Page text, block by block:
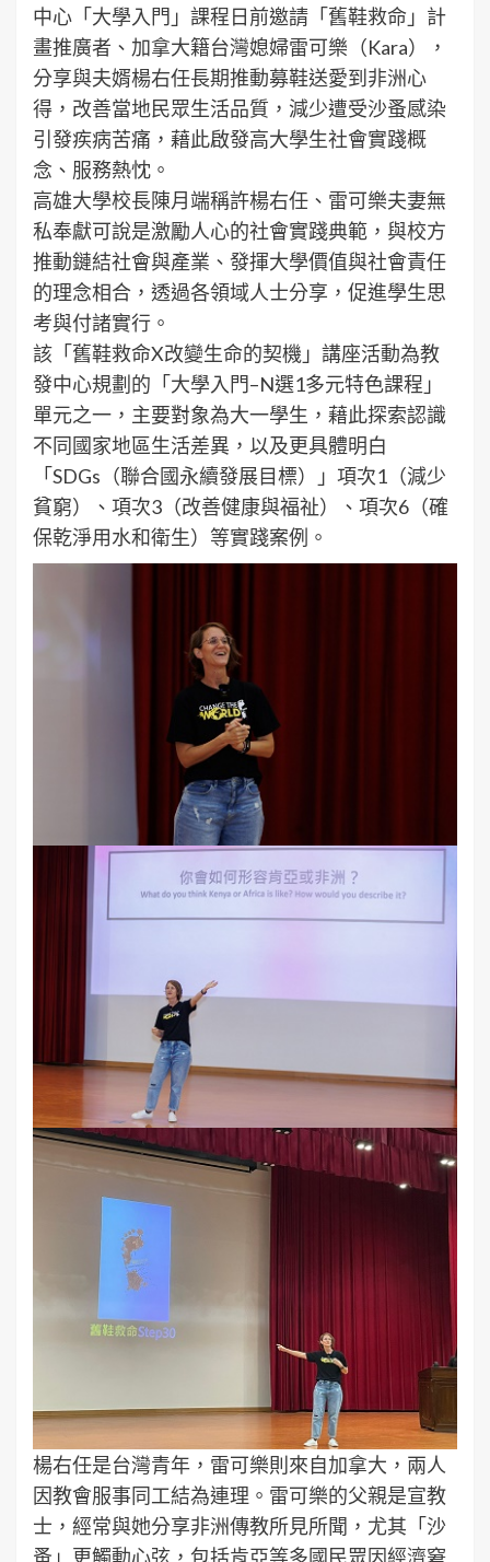
中心「大學入門」課程日前邀請「舊鞋救命」計
畫推廣者、加拿大籍台灣媳婦雷可樂（Kara），
分享與夫婿楊右任長期推動募鞋送愛到非洲心
得，改善當地民眾生活品質，減少遭受沙蚤感染
引發疾病苦痛，藉此啟發高大學生社會實踐概
念、服務熱忱。
高雄大學校長陳月端稱許楊右任、雷可樂夫妻無
私奉獻可說是激勵人心的社會實踐典範，與校方
推動鏈結社會與產業、發揮大學價值與社會責任
的理念相合，透過各領域人士分享，促進學生思
考與付諸實行。
該「舊鞋救命X改變生命的契機」講座活動為教
發中心規劃的「大學入門–N選1多元特色課程」
單元之一，主要對象為大一學生，藉此探索認識
不同國家地區生活差異，以及更具體明白
「SDGs（聯合國永續發展目標）」項次1（減少
貧窮）、項次3（改善健康與福祉）、項次6（確
保乾淨用水和衛生）等實踐案例。
楊右任是台灣青年，雷可樂則來自加拿大，兩人
因教會服事同工結為連理。雷可樂的父親是宣教
士，經常與她分享非洲傳教所見所聞，尤其「沙
蚤」更觸動心弦，包括肯亞等多國民眾因經濟窘